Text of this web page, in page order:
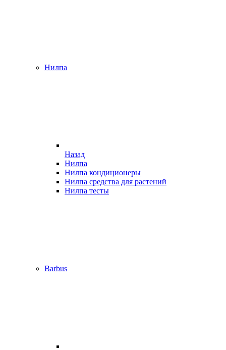
Нилпа
Назад
Нилпа
Нилпа кондиционеры
Нилпа средства для растений
Нилпа тесты
Barbus